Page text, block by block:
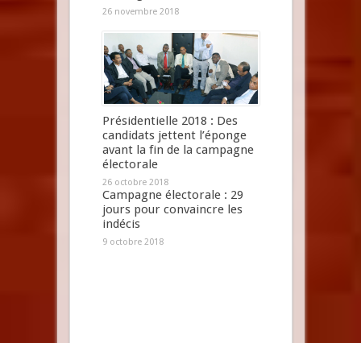
26 novembre 2018
Présidentielle 2018 : Des
candidats jettent l’éponge
avant la fin de la campagne
électorale
26 octobre 2018
Campagne électorale : 29
jours pour convaincre les
indécis
9 octobre 2018